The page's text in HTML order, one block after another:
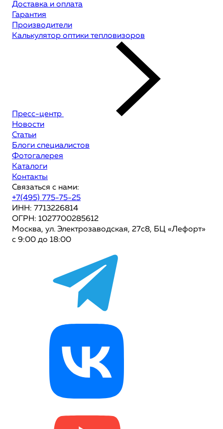
Доставка и оплата
Гарантия
Производители
Калькулятор оптики тепловизоров
Пресс-центр
Новости
Статьи
Блоги специалистов
Фотогалерея
Каталоги
Контакты
Связаться с нами:
+7(495) 775-75-25
ИНН: 7713226814
ОГРН: 1027700285612
Москва, ул. Электрозаводская, 27с8, БЦ «Лефорт»
с 9:00 до 18:00